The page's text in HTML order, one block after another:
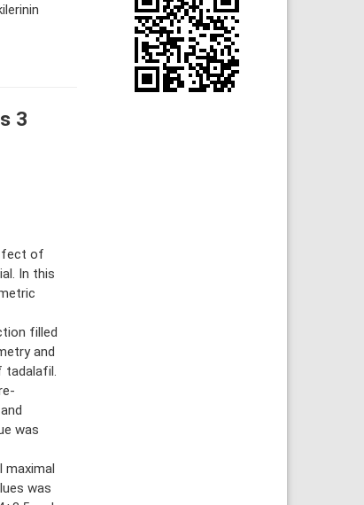
3
of
In this
filled
and
tadalafil.
was
maximal
was